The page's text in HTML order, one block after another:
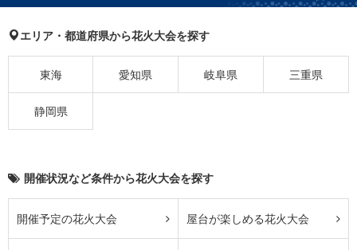
エリア・都道府県から花火大会を探す
東海 愛知県 岐阜県 三重県
静岡県
開催状況など条件から花火大会を探す
開催予定の花火大会 屋台が楽しめる花火大会